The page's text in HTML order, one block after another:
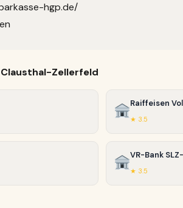
hgp.de/
Zellerfeld
Raiffeisen
★ 3.5
VR-Bank
★ 3.5